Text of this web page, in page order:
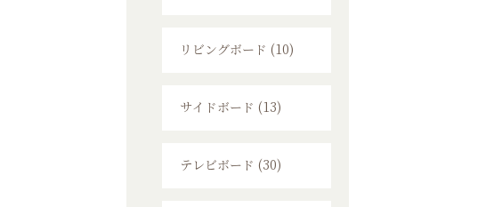
リビングボード (10)
サイドボード (13)
テレビボード (30)